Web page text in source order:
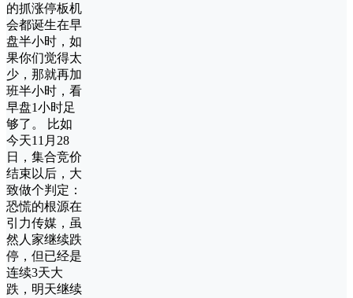
的抓涨停板机
会都诞生在早
盘半小时，如
果你们觉得太
少，那就再加
班半小时，看
早盘1小时足
够了。 比如
今天11月28
日，集合竞价
结束以后，大
致做个判定：
恐慌的根源在
引力传媒，虽
然人家继续跌
停，但已经是
连续3天大
跌，明天继续